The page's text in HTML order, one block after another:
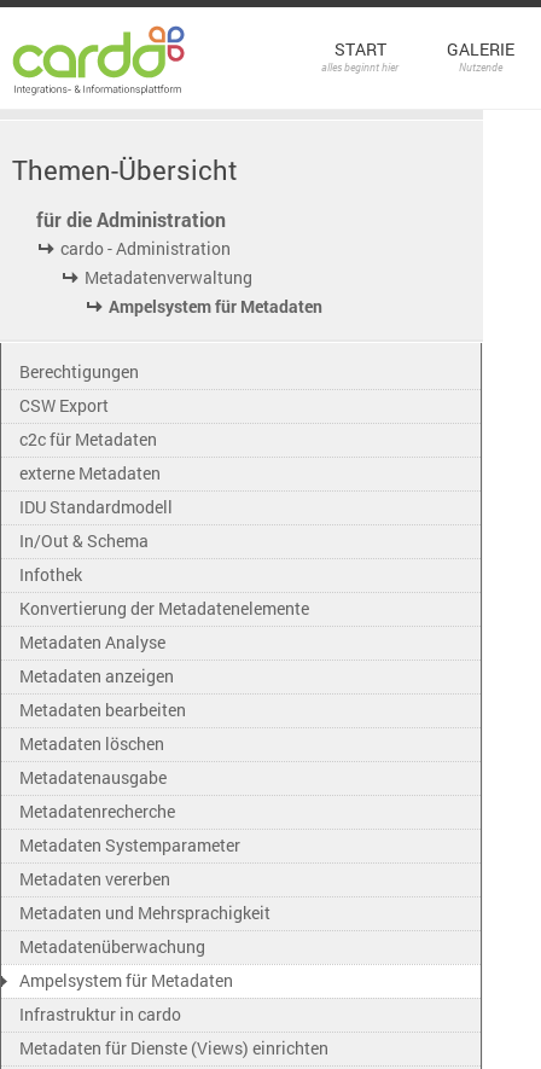
START
alles beginnt hier
GALERIE
Nutzende
Themen-Übersicht
für die Administration
cardo - Administration
Metadatenverwaltung
Ampelsystem für Metadaten
Berechtigungen
CSW Export
c2c für Metadaten
externe Metadaten
IDU Standardmodell
In/Out & Schema
Infothek
Konvertierung der Metadatenelemente
Metadaten Analyse
Metadaten anzeigen
Metadaten bearbeiten
Metadaten löschen
Metadatenausgabe
Metadatenrecherche
Metadaten Systemparameter
Metadaten vererben
Metadaten und Mehrsprachigkeit
Metadatenüberwachung
Ampelsystem für Metadaten
Infrastruktur in cardo
Metadaten für Dienste (Views) einrichten